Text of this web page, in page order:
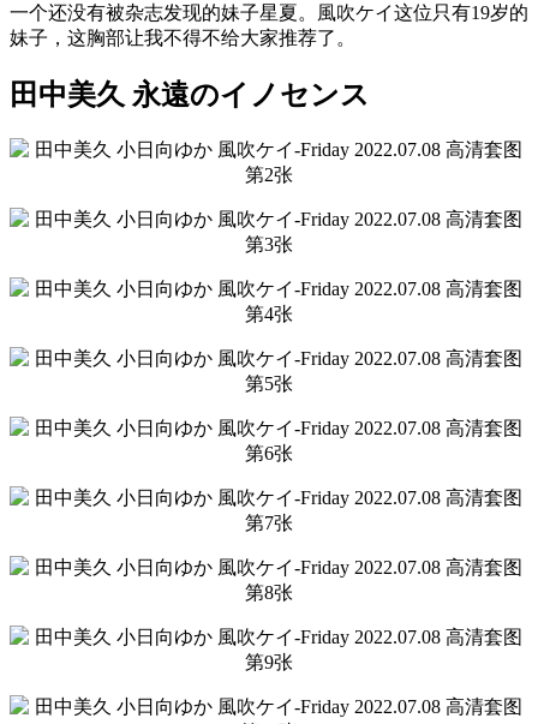
一个还没有被杂志发现的妹子星夏。風吹ケイ这位只有19岁的
妹子，这胸部让我不得不给大家推荐了。
田中美久 永遠のイノセンス